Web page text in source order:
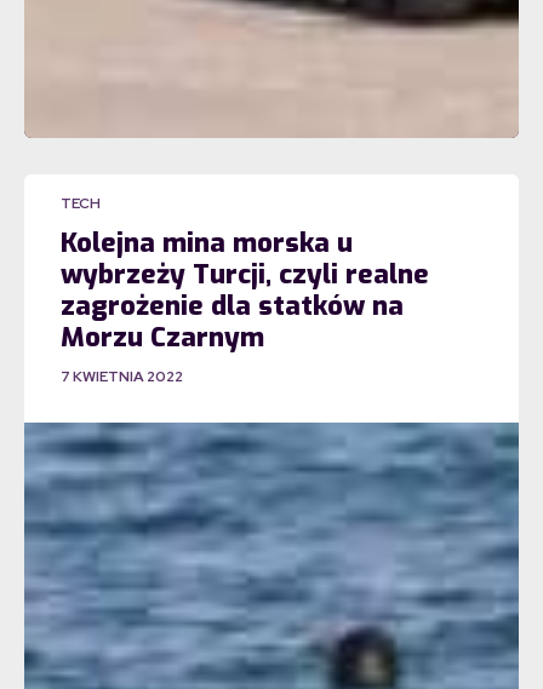
TECH
Kolejna mina morska u
wybrzeży Turcji, czyli realne
zagrożenie dla statków na
Morzu Czarnym
7 KWIETNIA 2022